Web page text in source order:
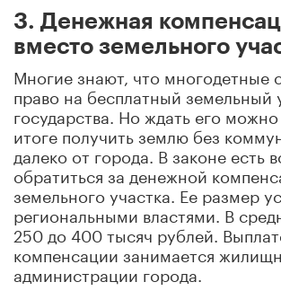
3. Денежная
вместо земельного
Многие знают, что многодетные
право на бесплатный земельный
государства. Но ждать его
итоге получить землю без
далеко от города. В законе есть
обратиться за денежной
земельного участка. Ее размер
региональными властями. В
250 до 400 тысяч рублей.
компенсации занимается
администрации города.